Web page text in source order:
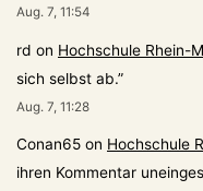
Aug. 7, 11:54
rd on Hochschule Rhein-
sich selbst ab.”
Aug. 7, 11:28
Conan65 on Hochschule
ihren Kommentar